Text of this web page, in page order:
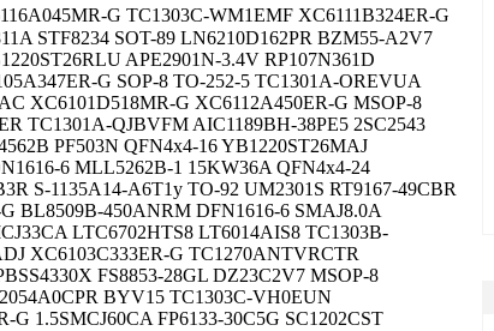
G TC1303C-WM1EMF XC6111B324ER-G
STF8234 SOT-89 LN6210D162PR BZM55-A2V7
APE2901N-3.4V RP107N361D
G SOP-8 TO-252-5 TC1301A-OREVUA
XC6101D518MR-G XC6112A450ER-G MSOP-8
TC1301A-QJBVFM AIC1189BH-38PE5 2SC2543
PF503N QFN4x4-16 YB1220ST26MAJ
6 MLL5262B-1 15KW36A QFN4x4-24
S-1135A14-A6T1y TO-92 UM2301S RT9167-49CBR
BL8509B-450ANRM DFN1616-6 SMAJ8.0A
LTC6702HTS8 LT6014AIS8 TC1303B-
XC6103C333ER-G TC1270ANTVRCTR
FS8853-28GL DZ23C2V7 MSOP-8
BYV15 TC1303C-VH0EUN
1.5SMCJ60CA FP6133-30C5G SC1202CST